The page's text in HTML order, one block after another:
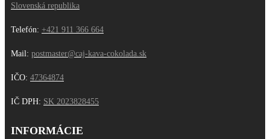
Slovenská republika
Telefón: +421 911 366 664
Mail: postmaster@caj-kava-cokolada.sk
IČO: 47364874
IČ DPH: SK 2023828455
INFORMÁCIE